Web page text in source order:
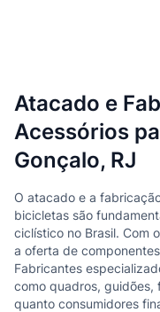
Atacado e
Acessórios
Gonçalo, RJ
O atacado e a
bicicletas são
ciclístico no Brasil. Com
a oferta de
Fabricantes
como quadros, guidões,
quanto consumidores